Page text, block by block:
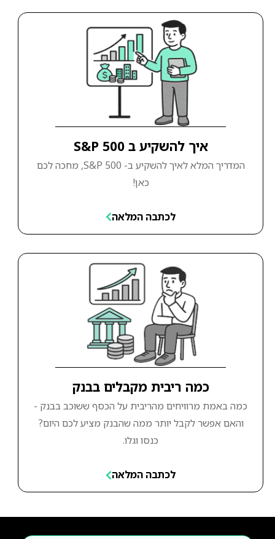
איך להשקיע ב S&P 500
המדריך המלא לאיך להשקיע ב- S&P 500, מחכה לכם
כאן!
לכתבה המלאה
כמה ריבית מקבלים בבנק
כמה באמת מרוויחים מהריבית על הכסף ששוכב בבנק -
והאם אפשר לקבל יותר ממה שהבנק מציע לכם היום?
כנסו וגלו.
לכתבה המלאה